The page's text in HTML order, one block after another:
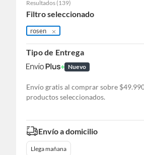
Resultados (139)
Filtro seleccionado
rosen
Tipo de Entrega
Nuevo
Envío gratis al comprar sobre
productos seleccionados.
Envío a domicilio
Llega mañana